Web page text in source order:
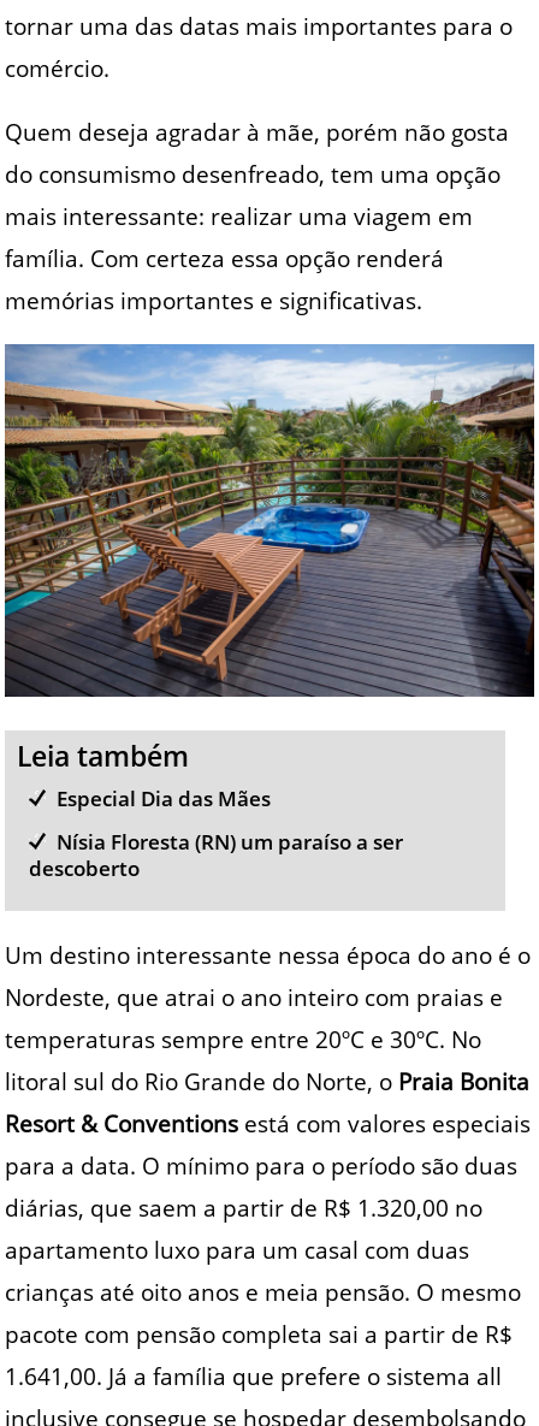
tornar uma das datas mais importantes para o
comércio.
Quem deseja agradar à mãe, porém não gosta
do consumismo desenfreado, tem uma opção
mais interessante: realizar uma viagem em
família. Com certeza essa opção renderá
memórias importantes e significativas.
Leia também
Especial Dia das Mães
Nísia Floresta (RN) um paraíso a ser
descoberto
Um destino interessante nessa época do ano é o
Nordeste, que atrai o ano inteiro com praias e
temperaturas sempre entre 20ºC e 30ºC. No
litoral sul do Rio Grande do Norte, o Praia Bonita
Resort & Conventions está com valores especiais
para a data. O mínimo para o período são duas
diárias, que saem a partir de R$ 1.320,00 no
apartamento luxo para um casal com duas
crianças até oito anos e meia pensão. O mesmo
pacote com pensão completa sai a partir de R$
1.641,00. Já a família que prefere o sistema all
inclusive consegue se hospedar desembolsando